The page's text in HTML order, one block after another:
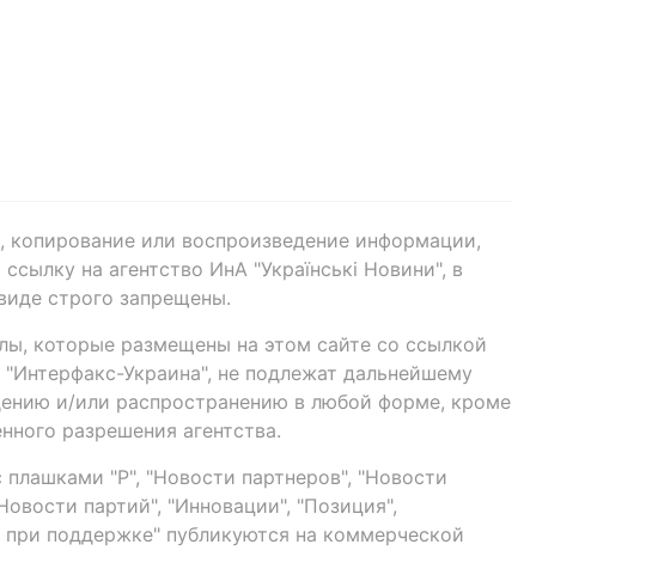
копирование или воспроизведение информации,
на агентство ИнА "Українські Новини", в
строго запрещены.
которые размещены на этом сайте со ссылкой
"Интерфакс-Украина", не подлежат дальнейшему
и/или распространению в любой форме, кроме
разрешения агентства.
"Р", "Новости партнеров", "Новости
партий", "Инновации", "Позиция",
при поддержке" публикуются на коммерческой